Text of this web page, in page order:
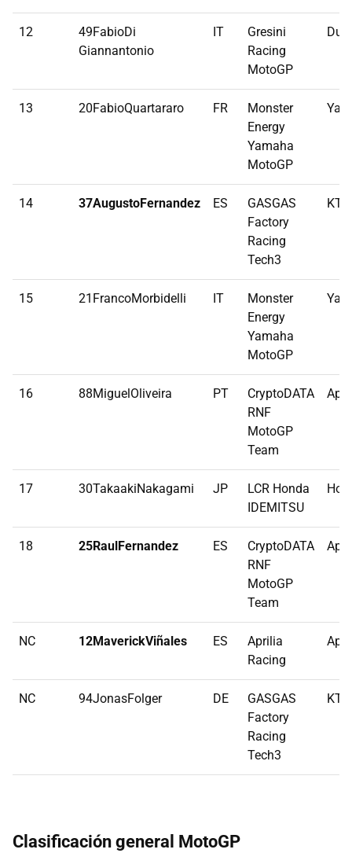
12
49FabioDi
Giannantonio
IT
Gresini
Racing
MotoGP
13 20FabioQuartararo FR
Monster
Energy
Yamaha
MotoGP
14 37AugustoFernandez ES
GASGAS
Factory
Racing
Tech3
15 21FrancoMorbidelli IT
Monster
Energy
Yamaha
MotoGP
16 88MiguelOliveira PT
CryptoDATA
RNF
MotoGP
Team
17 30TakaakiNakagami JP
LCR Honda
IDEMITSU
18 25RaulFernandez ES
CryptoDATA
RNF
MotoGP
Team
NC 12MaverickViñales ES
Aprilia
Racing
NC 94JonasFolger DE
GASGAS
Factory
Racing
Tech3
Clasificación general MotoGP